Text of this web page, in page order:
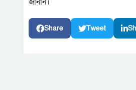
জানান।
Share Tweet